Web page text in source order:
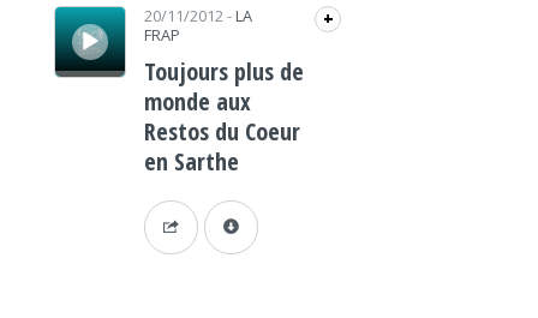
Lecteur audio 20/11/2012- LA
FRAP
+
Toujours plus de
monde aux
Restos du Coeur
en Sarthe